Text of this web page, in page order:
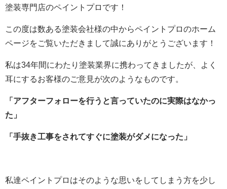
塗装専門店のペイントプロです！
この度は数ある塗装会社様の中からペイントプロのホーム
ページをご覧いただきまして誠にありがとうございます！
私は34年間にわたり塗装業界に携わってきましたが、よく
耳にするお客様のご意見が次のようなものです。
「アフターフォローを行うと言っていたのに実際はなかっ
た」
「手抜き工事をされてすぐに塗装がダメになった」
私達ペイントプロはそのような思いをしてしまう方を少し